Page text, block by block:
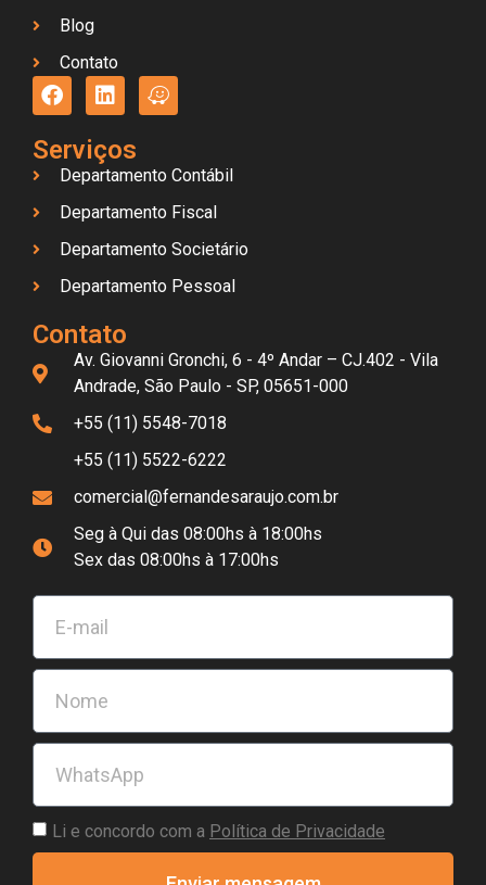
Blog
Contato
Serviços
Departamento Contábil
Departamento Fiscal
Departamento Societário
Departamento Pessoal
Contato
Av. Giovanni Gronchi, 6 - 4º Andar – CJ.402 - Vila
Andrade, São Paulo - SP, 05651-000
+55 (11) 5548-7018
+55 (11) 5522-6222
comercial@fernandesaraujo.com.br
Seg à Qui das 08:00hs à 18:00hs
Sex das 08:00hs à 17:00hs
Li e concordo com a Política de Privacidade